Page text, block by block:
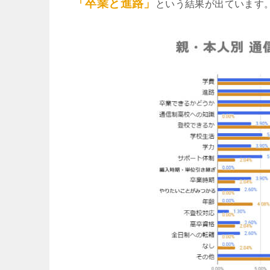
「卒業と進路」 という結果が出ています